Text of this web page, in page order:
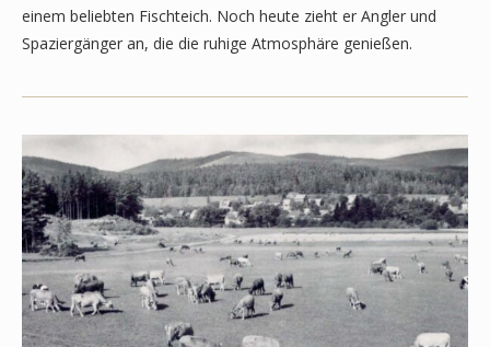
einem beliebten Fischteich. Noch heute zieht er Angler und
Spaziergänger an, die die ruhige Atmosphäre genießen.